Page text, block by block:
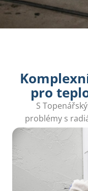
pro
S
problémy s
abychom